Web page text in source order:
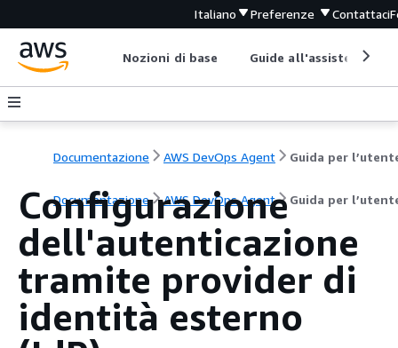
Italiano Preferenze Contattaci
Nozioni di base Guide all'assistenza
Documentazione AWS DevOps Agent Guida per
Documentazione AWS DevOps Agent Guida per
Configurazione
dell'autenticazione
tramite provider di
identità esterno